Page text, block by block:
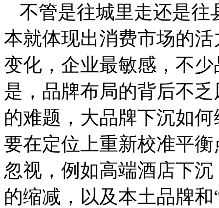
不管是往城里走还是往
本就体现出消费市场的
变化，企业最敏感，不
是，品牌布局的背后不
的难题，大品牌下沉如
要在定位上重新校准平
忽视，例如高端酒店下
的缩减，以及本土品牌